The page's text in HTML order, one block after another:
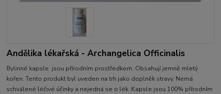
Andělika lékařská - Archangelica Officinalis
Bylinné kapsle jsou přírodním prostředkem. Obsahují jemně mletý
kořen. Tento produkt byl uveden na trh jako doplněk stravy. Nemá
schválené léčivé účinky a nejedná se o lék. Kapsle jsou 100% přírodním